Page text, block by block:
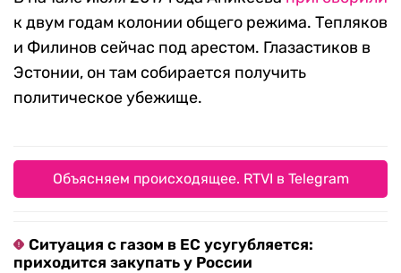
к двум годам колонии общего режима. Тепляков
и Филинов сейчас под арестом. Глазастиков в
Эстонии, он там собирается получить
политическое убежище.
Объясняем происходящее. RTVI в Telegram
Ситуация с газом в ЕС усугубляется:
приходится закупать у России